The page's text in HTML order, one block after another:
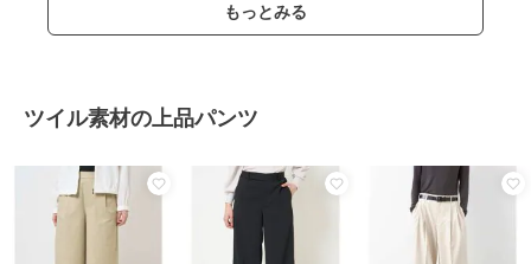
もっとみる
ツイル素材の上品パンツ